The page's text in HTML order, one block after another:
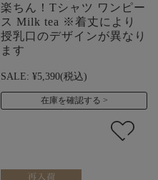
楽ちん！Tシャツ ワンピー
ス Milk tea ※着丈により
授乳口のデザインが異なり
ます
SALE: ¥5,390(税込)
在庫を確認する